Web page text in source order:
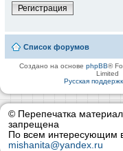
Регистрация
Список форумов
Создано на основеphpBB®
Limited
Русская
© Перепечатка
запрещена
По всем интересующим
mishanita@yandex.ru